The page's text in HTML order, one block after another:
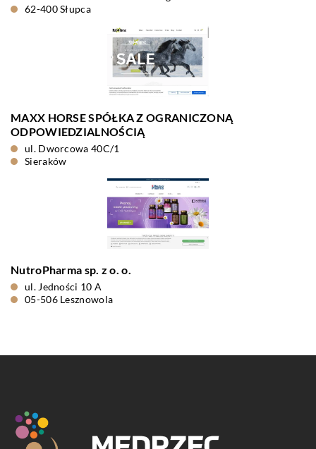
62-400 Słupca
MAXX HORSE SPÓŁKA Z OGRANICZONĄ
ODPOWIEDZIALNOŚCIĄ
ul. Dworcowa 40C/1
Sieraków
NutroPharma sp. z o. o.
ul. Jedności 10 A
05-506 Lesznowola